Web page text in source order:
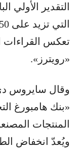
تعكس القراءات
«رويترز».
وقال سايروس دي
«بنك هامبورغ
المنتجات
ويُعدّ انخفاض